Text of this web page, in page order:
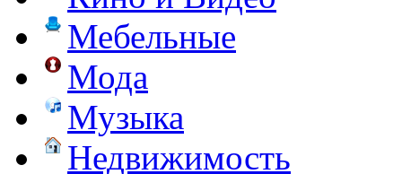
Мебельные
Мода
Музыка
Недвижимость